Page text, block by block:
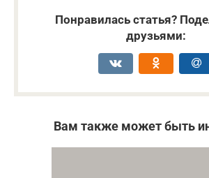
Понравилась статья?
друзьями:
Вам также может быть